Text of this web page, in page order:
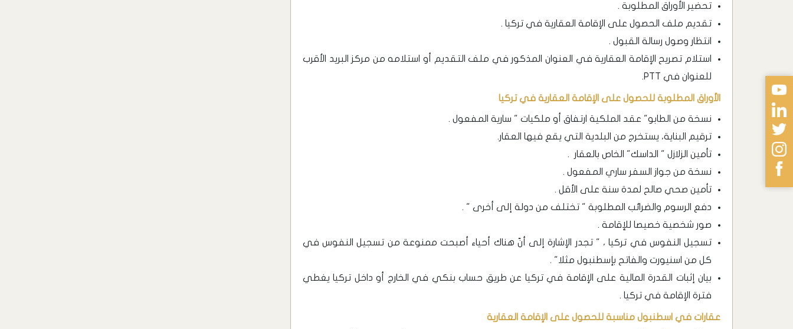
تحضير الأوراق المطلوبة .
تقديم ملف الحصول على الإقامة العقارية في تركيا .
انتظار وصول رسالة القبول .
استلام تصريح الإقامة العقارية في العنوان المذكور في ملف التقديم أو استلامه من مركز البريد الأقرب
للعنوان في PTT.
الأوراق المطلوبة للحصول على الإقامة العقارية في تركيا
نسخة من الطابو" عقد الملكية ارتفاق أو ملكيات " سارية المفعول .
ترقيم البناية، يستخرج من البلدية التي يقع فيها العقار.
تأمين الزلازل " الداسك" الخاص بالعقار .
نسخة من جواز السفر ساري المفعول .
تأمين صحي صالح لمدة سنة على الأقل .
دفع الرسوم والضرائب المطلوبة " تختلف من دولة إلى أخرى " .
صور شخصية خصيصا للإقامة .
تسجيل النفوس في تركيا ، " تجدر الإشارة إلى أنّ هناك أحياء أصبحت ممنوعة من تسجيل النفوس في
كل من اسنيورت والفاتح بإسطنبول مثلا" .
بيان إثبات القدرة المالية على الإقامة في تركيا عن طريق حساب بنكي في الخارج أو داخل تركيا يغطي
فترة الإقامة في تركيا .
عقارات في اسطنبول مناسبة للحصول على الإقامة العقارية